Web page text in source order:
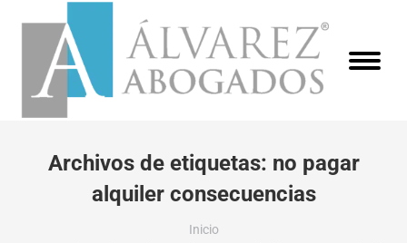
Archivos de etiquetas: no pagar
alquiler consecuencias
Inicio